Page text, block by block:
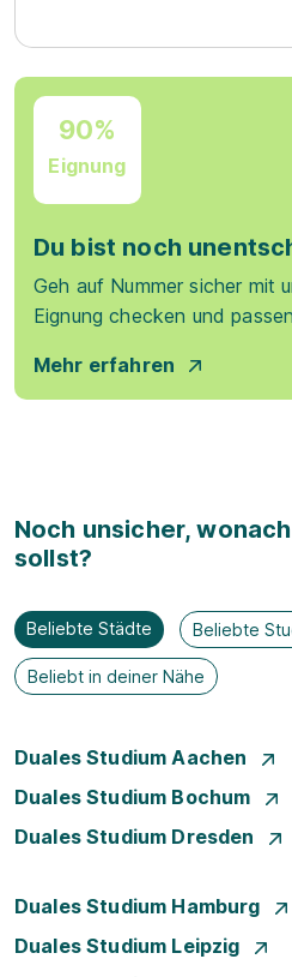
90%
Eignung
Du bist noch
Geh auf Nummer sicher mit
Eignung checken und
Mehr erfahren
Noch unsicher,
sollst?
Beliebte Städte Beliebte
Beliebt in deiner Nähe
Duales Studium Aachen
Duales Studium Bochum
Duales Studium Dresden
Duales Studium Hamburg
Duales Studium Leipzig